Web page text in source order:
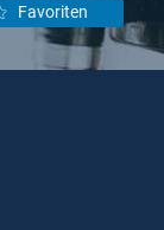
Favoriten